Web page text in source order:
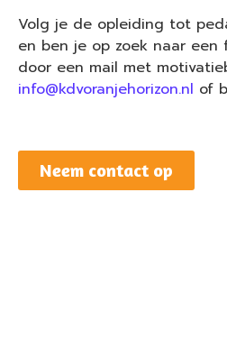
Volg je de opleiding tot
en ben je op zoek naar
door een mail met
info@kdvoranjehorizon.nl of
Neem contact op